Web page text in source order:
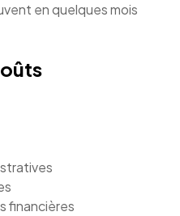
en quelques mois
financières